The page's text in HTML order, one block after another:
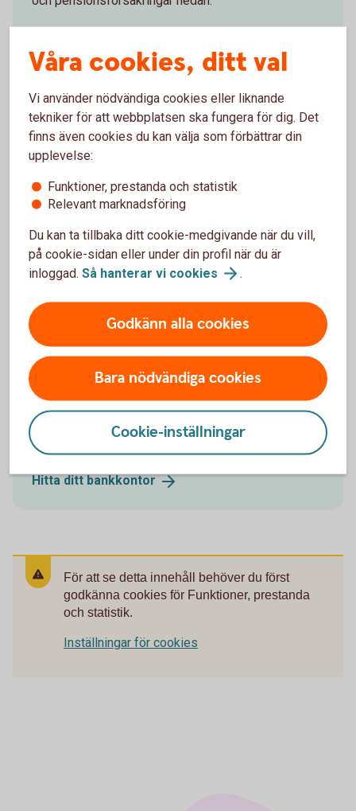
Swedbank Försäkringshållbarhetsarbete
Börja spara i Kapitalspar Barn
Öppet mån, tis, ons, fre 10.00-15:00. Torsdagar
10:00-18:00. Stängt helger och röda dagar.
Ring 0499-487 50
Besök oss
Välkommen till ett av våra kontor så hjälper vi dig.
Hitta ditt bankkontor
För att se detta innehåll behöver du först
godkänna cookies för Funktioner, prestanda
och statistik.
Inställningar för cookies
Våra cookies, ditt val
Vi använder nödvändiga cookies eller liknande
tekniker för att webbplatsen ska fungera för dig. Det
finns även cookies du kan välja som förbättrar din
upplevelse:
Funktioner, prestanda och statistik
Relevant marknadsföring
Du kan ta tillbaka ditt cookie-medgivande när du vill,
på cookie-sidan eller under din profil när du är
inloggad. Så hanterar vi cookies .
Godkänn alla cookies
Bara nödvändiga cookies
Cookie-inställningar